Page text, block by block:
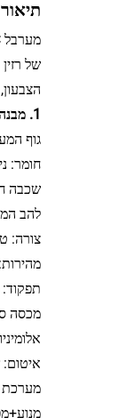
1. מבנה בסיסי (בעיקר אנכי)
גוף
חומר: נירוסטה 304, מרותך או מודבק, קיר פנימי
שכבה
להב
צורה: טורבינה בעלת 3 להבים/רב-להבים, מדחף
מהירות: שתי
תפקוד:
מכסה
מערכת